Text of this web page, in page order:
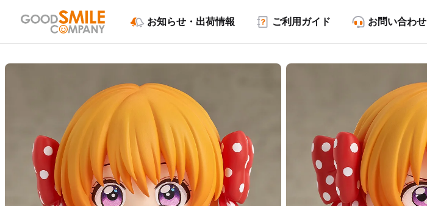
お知らせ・出荷情報 ご利用ガイド お問い合わせ